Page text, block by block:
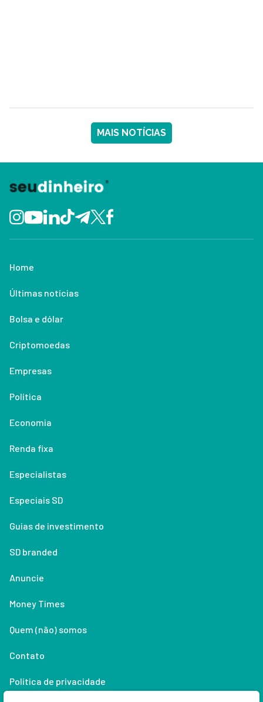
MAIS NOTÍCIAS
Home
Últimas notícias
Bolsa e dólar
Criptomoedas
Empresas
Política
Economia
Renda fixa
Especialistas
Especiais SD
Guias de investimento
SD branded
Anuncie
Money Times
Quem (não) somos
Contato
Política de privacidade